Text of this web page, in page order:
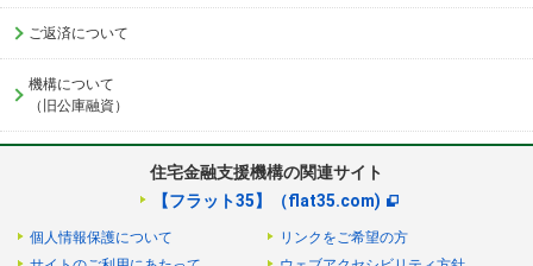
ご返済について
機構について
（旧公庫融資）
住宅金融支援機構の関連サイト
【フラット35】（flat35.com)
個人情報保護について
リンクをご希望の方